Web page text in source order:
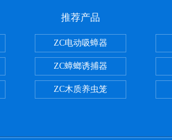
推荐产品
ZC电动吸蟑器
ZC蟑螂诱捕器
ZC木质养虫笼